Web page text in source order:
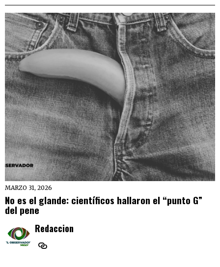
MARZO 31, 2026
No es el glande: científicos hallaron el “punto G”
del pene
Redaccion